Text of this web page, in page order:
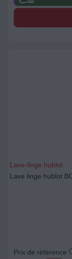
Lave-linge hublot
Lave linge hublot
Prix de référence